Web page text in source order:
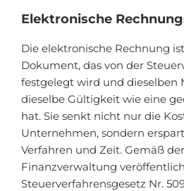
Elektronische
Die elektronische Rechnung
Dokument, das von der
festgelegt wird und dieselben
dieselbe Gültigkeit wie eine
hat. Sie senkt nicht nur die
Unternehmen, sondern
Verfahren und Zeit. Gemäß
Finanzverwaltung
Steuerverfahrensgesetz Nr.